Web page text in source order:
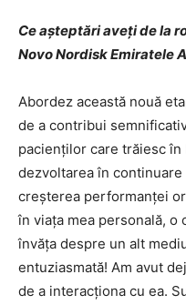
Ce aşteptări aveţi de la
Novo Nordisk Emiratele
Abordez această nouă
de a contribui
pacienţilor care trăiesc
dezvoltarea în
creşterea performanţei
în viaţa mea personală,
învăţa despre un alt
entuziasmată! Am avut
de a interacţiona cu ea.